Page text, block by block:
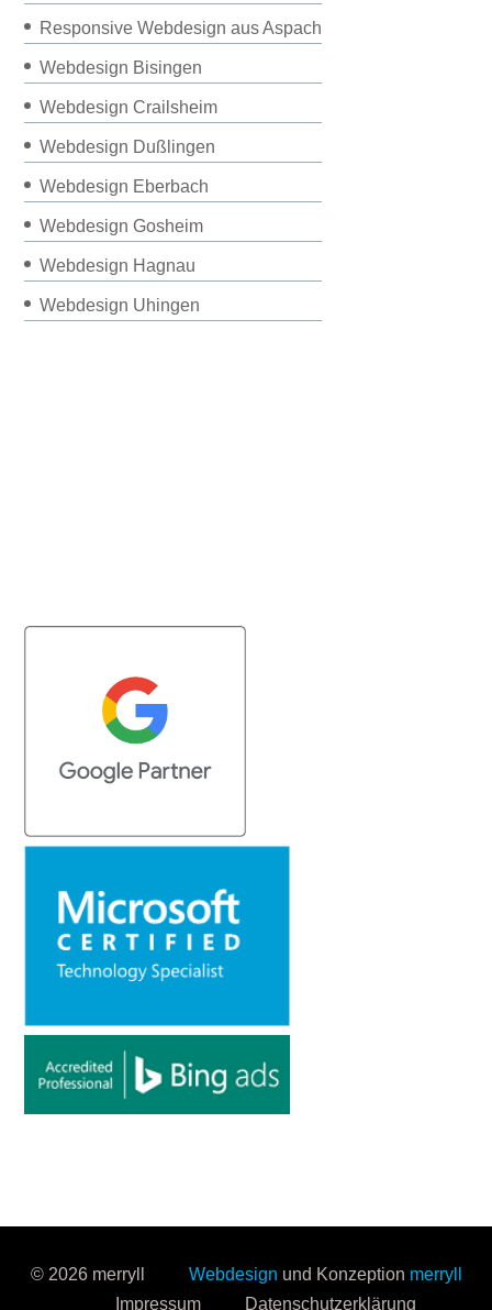
Responsive Webdesign aus Aspach
Webdesign Bisingen
Webdesign Crailsheim
Webdesign Dußlingen
Webdesign Eberbach
Webdesign Gosheim
Webdesign Hagnau
Webdesign Uhingen
© 2026 merryll Webdesign und Konzeption merryll
Impressum
Datenschutzerklärung